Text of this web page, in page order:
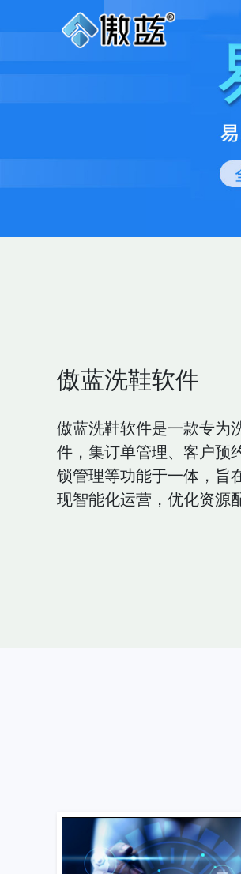
傲蓝洗鞋软件
傲蓝洗鞋软件是一款专为
件，集订单管理、客户预
锁管理等功能于一体，旨
现智能化运营，优化资源